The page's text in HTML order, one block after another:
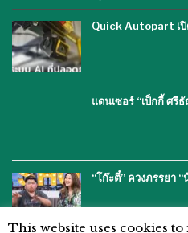
Quick Autopart เ
แดนเซอร์ “เป็กกี้ ศ
“โก๊ะตี๋” ควงภรรยา
This website uses cookies